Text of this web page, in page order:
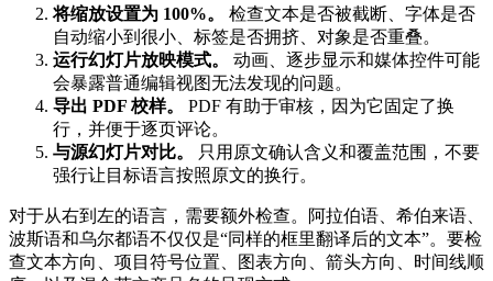
将缩放设置为 100%。
检查文本是否被截断、字体是否
自动缩小到很小、标签是否拥挤、对象是否重叠。
运行幻灯片放映模式。
动画、逐步显示和媒体控件可能
会暴露普通编辑视图无法发现的问题。
导出 PDF 校样。
PDF 有助于审核，因为它固定了换
行，并便于逐页评论。
与源幻灯片对比。
只用原文确认含义和覆盖范围，不要
强行让目标语言按照原文的换行。
对于从右到左的语言，需要额外检查。阿拉伯语、希伯来语、
波斯语和乌尔都语不仅仅是“同样的框里翻译后的文本”。要检
查文本方向、项目符号位置、图表方向、箭头方向、时间线顺